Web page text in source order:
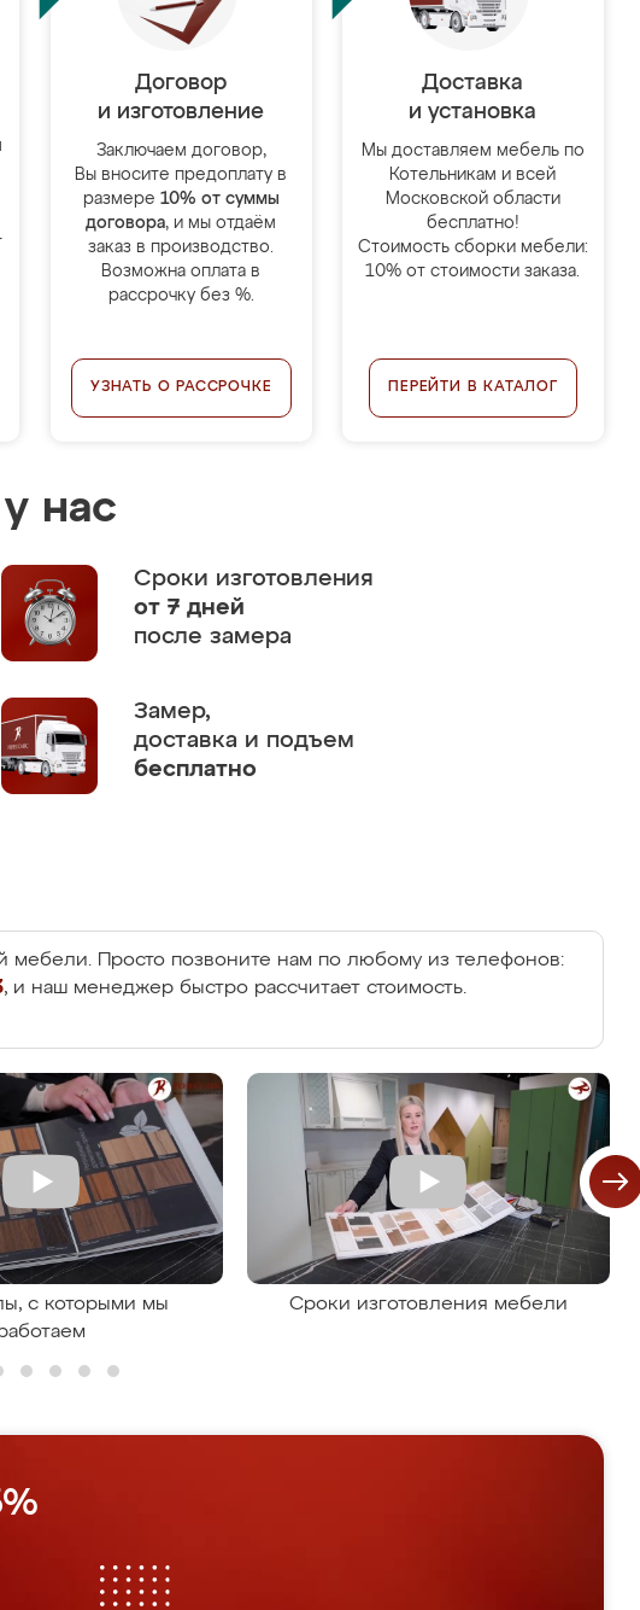
Договор
и изготовление
Заключаем договор,
Вы вносите предоплату в
размере 10% от суммы
договора, и мы отдаём
заказ в производство.
Возможна оплата в
рассрочку без %.
УЗНАТЬ О РАССРОЧКЕ
Доставка
и установка
Мы доставляем мебель по
Котельникам и всей
Московской области
бесплатно!
Стоимость сборки мебели:
10% от стоимости заказа.
ПЕРЕЙТИ В КАТАЛОГ
нас
Сроки изготовления
от 7 дней
после замера
Замер,
доставка и подъем
бесплатно
мебели. Просто позвоните нам по любому из телефонов:
, и наш менеджер быстро рассчитает стоимость.
с которыми мы
Сроки изготовления мебели